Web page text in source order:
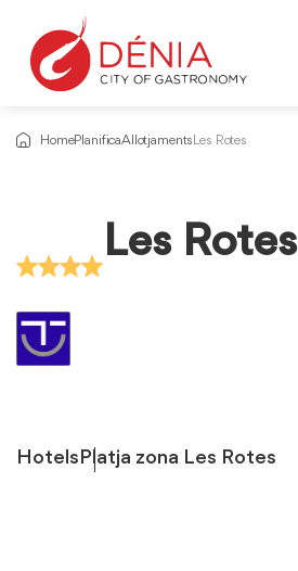
HomePlanificaAllotjaments Les Rotes
Les Rotes
HotelsPlatja zona Les Rotes